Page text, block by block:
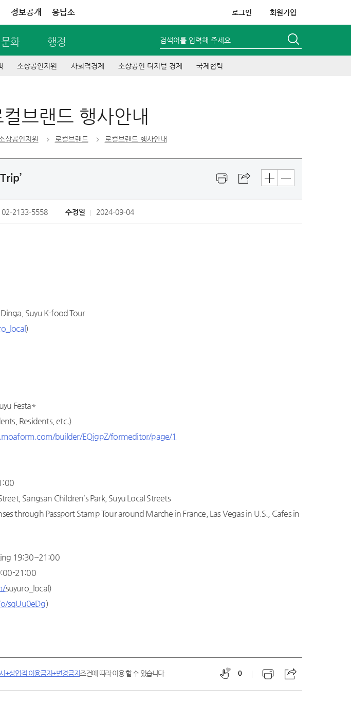
정보공개 응답소 로그인 회원가입
문화 행정 검색어를 입력해 주세요
소상공인지원 사회적경제 소상공인 디지털 경제 국제협력
컬브랜드 행사안내
상공인지원 로컬브랜드 로컬브랜드 행사안내
02-2133-5558 수정일 2024-09-04
Suyu K-food Tour
)
Festa*
Residents, etc.)
builder/EQjgpZ/formeditor/page/1
Sangsan Children’s Park, Suyu Local Streets
through Passport Stamp Tour around Marche in France, Las Vegas in U.S., Cafes in
19:30~21:00
21:00
suyuro_local)
sqUu0eDg)
0
+상업적 이용금지+변경금지조건에 따라 이용 할 수 있습니다.